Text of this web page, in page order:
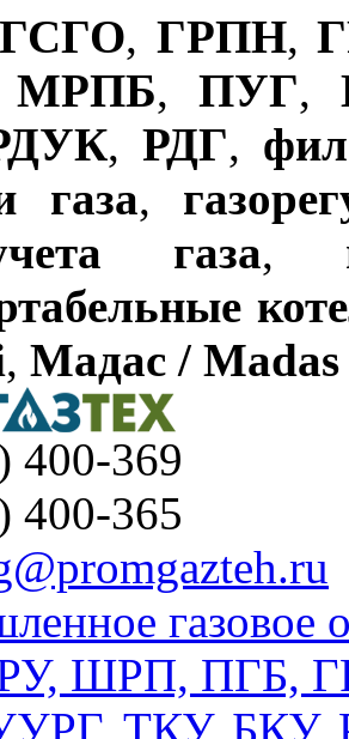
ГСГО, ГРПН,
МРПБ, ПУГ,
, РДГ,
газа,
газа,
, Мадас / Madas
400-369
400-365